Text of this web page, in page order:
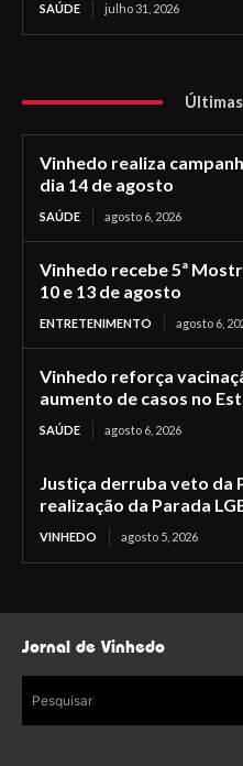
SAÚDE julho 31, 2026
Vinhedo realiza
dia 14 de agosto
SAÚDE agosto 6, 2026
Vinhedo recebe 5ª
10 e 13 de agosto
ENTRETENIMENTO agosto 6,
Vinhedo reforça
aumento de casos no
SAÚDE agosto 6, 2026
Justiça derruba veto da
realização da Parada
VINHEDO agosto 5, 2026
Jornal de Vinhedo
Pesquisar